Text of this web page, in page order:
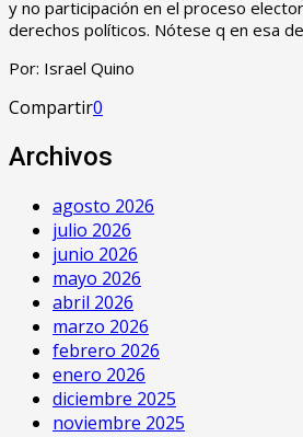
y no participación en el proceso
derechos políticos. Nótese q en esa
Por: Israel Quino
Compartir0
Archivos
agosto 2026
julio 2026
junio 2026
mayo 2026
abril 2026
marzo 2026
febrero 2026
enero 2026
diciembre 2025
noviembre 2025